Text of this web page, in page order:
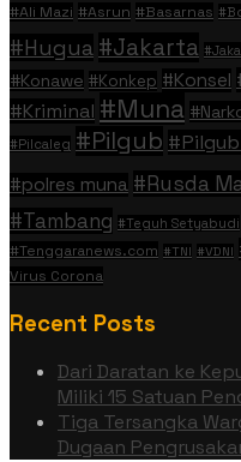
#Ali Mazi #Asrun #Basarnas
#Hugua #Jakarta
#Konawe #Konkep #Konsel
#Kriminal #Muna
#Pilcaleg #Pilgub
#polres muna #Rusda
#Tambang #Teguh Setyabudi
#Tenggaranews.com #TNI #VDNI
Virus Corona
Recent Posts
Dari Daratan ke
Miliki 15 Satuan
Tiga Tersangka
Dugaan